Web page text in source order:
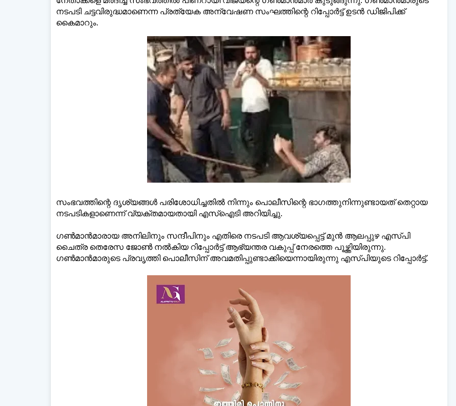
നടപടി ചട്ടവിരുദ്ധമാണെന്ന പ്രത്യേക അന്വേഷണ സംഘത്തിന്റെ റിപ്പോർട്ട് ഉടൻ ഡിജിപിക്ക്
കൈമാറും.
സംഭവത്തിന്റെ ദൃശ്യങ്ങൾ പരിശോധിച്ചതിൽ നിന്നും പൊലീസിന്റെ ഭാഗത്തുനിന്നുണ്ടായത് തെറ്റായ
നടപടികളാണെന്ന് വ്യക്തമായതായി എസ്ഐടി അറിയിച്ചു.
ഗൺമാൻമാരായ അനിലിനും സന്ദീപിനും എതിരെ നടപടി ആവശ്യപ്പെട്ട് മുൻ ആലപ്പുഴ എസ്പി
ചൈത്ര തെരേസ ജോൺ നൽകിയ റിപ്പോർട്ട് ആഭ്യന്തര വകുപ്പ് നേരത്തെ പൂഴ്ത്തിയിരുന്നു.
ഗൺമാൻമാരുടെ പ്രവൃത്തി പൊലീസിന് അവമതിപ്പുണ്ടാക്കിയെന്നായിരുന്നു എസ്പിയുടെ റിപ്പോർട്ട്.
ഡെയ്‌ലി മലയാളി ന്യൂസ്, www.dailymalayaly.com